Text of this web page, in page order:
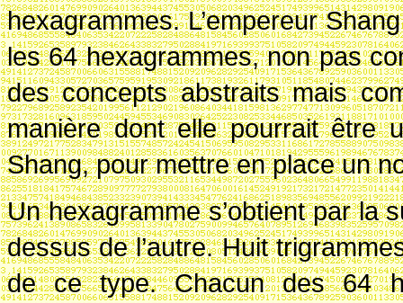
hexagrammes. L’empereur
les 64 hexagrammes, non pas
des concepts abstraits mais
manière dont elle pourrait être
Shang, pour mettre en place un
Un hexagramme s’obtient par la
dessus de l’autre. Huit
de ce type. Chacun des 64